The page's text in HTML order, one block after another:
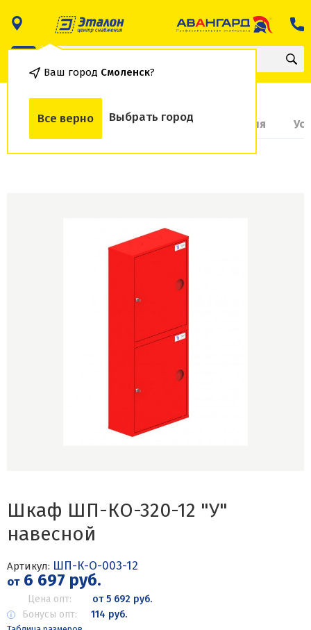
Ваш город Смоленск?
Все верно Выбрать город
О товаре Доставка и оплата Гарантия
Шкаф ШП-КО-320-12 "У"
навесной
Артикул: ШП-К-О-003-12
от6 697 руб.
Цена опт:
от 5 692 руб.
Бонусы опт:
114 руб.